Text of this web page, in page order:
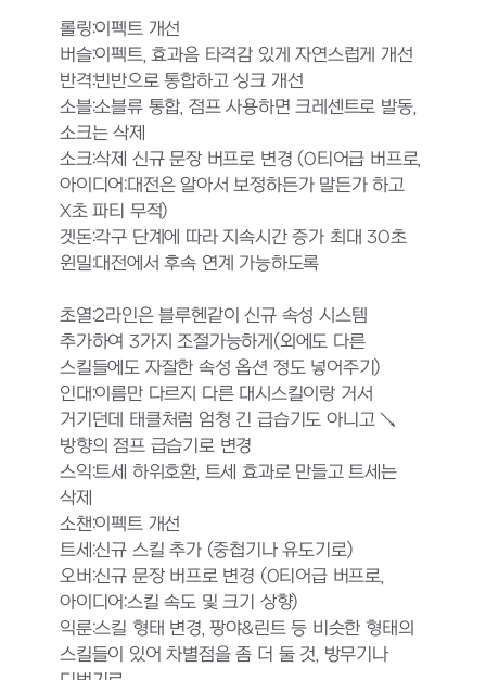
롤링:이펙트 개선
버슬:이펙트, 효과음 타격감 있게 자연스럽게 개선
반격:빈반으로 통합하고 싱크 개선
소블:소블류 통합, 점프 사용하면 크레센트로 발동,
소크는 삭제
소크:삭제 신규 문장 버프로 변경 (0티어급 버프로,
아이디어:대전은 알아서 보정하든가 말든가 하고
X초 파티 무적)
겟돈:각구 단계에 따라 지속시간 증가 최대 30초
윈밀:대전에서 후속 연계 가능하도록
초열:2라인은 블루헨같이 신규 속성 시스템
추가하여 3가지 조절가능하게(외에도 다른
스킬들에도 자잘한 속성 옵션 정도 넣어주기)
인대:이름만 다르지 다른 대시스킬이랑 거서
거기던데 태클처럼 엄청 긴 급습기도 아니고 ↘
방향의 점프 급습기로 변경
스익:트세 하위호환, 트세 효과로 만들고 트세는
삭제
소챈:이펙트 개선
트세:신규 스킬 추가 (중첩기나 유도기로)
오버:신규 문장 버프로 변경 (0티어급 버프로,
아이디어:스킬 속도 및 크기 상향)
익룬:스킬 형태 변경, 팡야&린트 등 비슷한 형태의
스킬들이 있어 차별점을 좀 더 둘 것, 방무기나